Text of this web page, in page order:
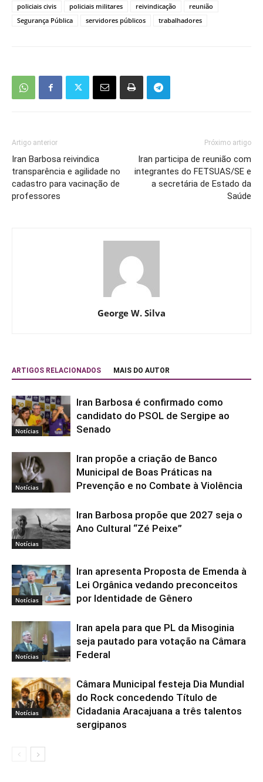
policiais civis
policiais militares reivindicação
reunião
Segurança Pública
servidores públicos trabalhadores
Artigo anterior
Iran Barbosa reivindica
transparência e agilidade no
cadastro para vacinação de
professores
Próximo artigo
Iran participa de reunião com
integrantes do FETSUAS/SE e
a secretária de Estado da
Saúde
George W. Silva
ARTIGOS RELACIONADOS MAIS DO AUTOR
Notícias
Iran Barbosa é confirmado como
candidato do PSOL de Sergipe ao
Senado
Notícias
Iran propõe a criação de Banco
Municipal de Boas Práticas na
Prevenção e no Combate à Violência
Notícias
Iran Barbosa propõe que 2027 seja o
Ano Cultural “Zé Peixe”
Notícias
Iran apresenta Proposta de Emenda à
Lei Orgânica vedando preconceitos
por Identidade de Gênero
Notícias
Iran apela para que PL da Misoginia
seja pautado para votação na Câmara
Federal
Notícias
Câmara Municipal festeja Dia Mundial
do Rock concedendo Título de
Cidadania Aracajuana a três talentos
sergipanos